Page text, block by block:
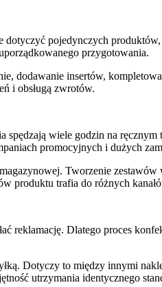
pojedynczych
przygotowania.
dodawanie insertów,
i obsługą zwrotów.
spędzają wiele godzin na
promocyjnych i dużych
Tworzenie
produktu trafia do różnych
reklamację. Dlatego proces
Dotyczy to między innymi
utrzymania identycznego